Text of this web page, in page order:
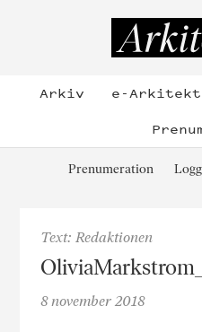
Arkiv e-
Prenumeration
Text: Redaktionen
8 november 2018